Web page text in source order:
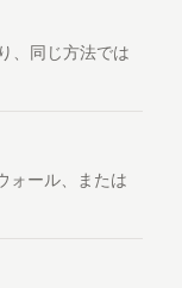
、同じ方法では
ォール、または